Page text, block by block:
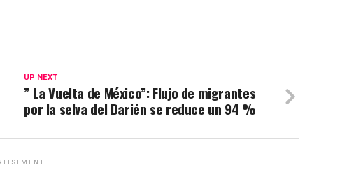
UP NEXT
” La Vuelta de México”: Flujo de migrantes
por la selva del Darién se reduce un 94 %